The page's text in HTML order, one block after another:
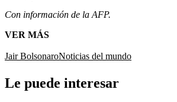
Con información de la AFP.
VER MÁS
Jair BolsonaroNoticias del mundo
Le puede interesar